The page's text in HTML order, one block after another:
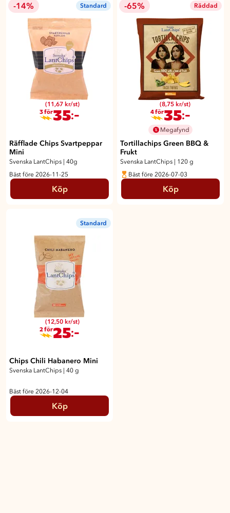
-14% Standard
(11,67 kr/st)
3 för35:-
Räfflade Chips Svartpeppar
Mini
Svenska LantChips
40g
Bäst före 2026-11-25
Köp
-65% Räddad
(8,75 kr/st)
4 för35:-
Megafynd
Tortillachips Green BBQ &
Frukt
Svenska LantChips
120 g
Bäst före 2026-07-03
Köp
Standard
(12,50 kr/st)
2 för25:-
Chips Chili Habanero Mini
Svenska LantChips | 40 g
Bäst före 2026-12-04
Köp